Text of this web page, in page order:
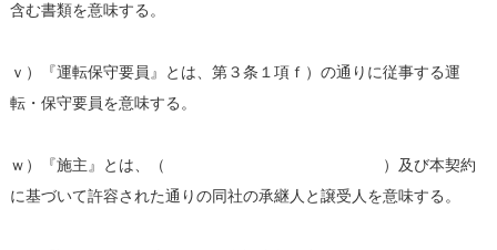
含む書類を意味する。
ｖ）『運転保守要員』とは、第３条１項ｆ）の通りに従事する運
転・保守要員を意味する。
ｗ）『施主』とは、（ ）及び本契約
に基づいて許容された通りの同社の承継人と譲受人を意味する。